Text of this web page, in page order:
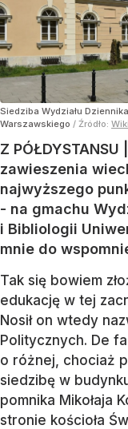
Siedziba Wydziału
Warszawskiego / Źródło:
Z
zawieszenia
najwyższego
- na gmachu
i Bibliologii
mnie do
Tak się bowiem
edukację w tej
Nosił on wtedy
Politycznych. De
o różnej, chociaż
siedzibę w
pomnika Mikołaja
stronie kościoła